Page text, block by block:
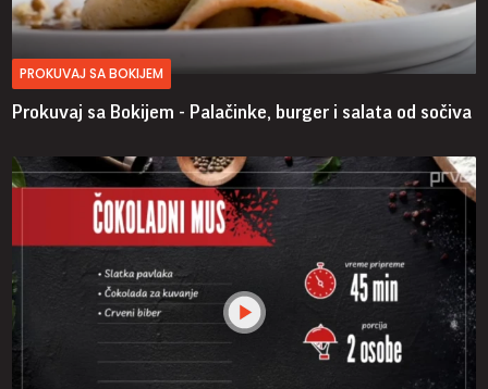
PROKUVAJ SA BOKIJEM
Prokuvaj sa Bokijem - Palačinke, burger i salata od sočiva